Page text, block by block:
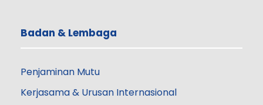
Badan & Lembaga
Penjaminan Mutu
Kerjasama & Urusan Internasional